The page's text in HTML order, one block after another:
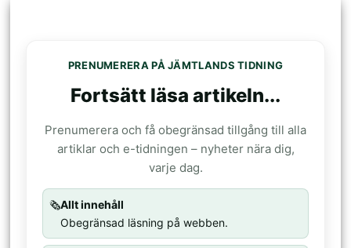
PRENUMERERA PÅ JÄMTLANDS TIDNING
Fortsätt läsa artikeln...
Prenumerera och få obegränsad tillgång till alla
artiklar och e-tidningen – nyheter nära dig,
varje dag.
🗞️Allt innehåll
Obegränsad läsning på webben.